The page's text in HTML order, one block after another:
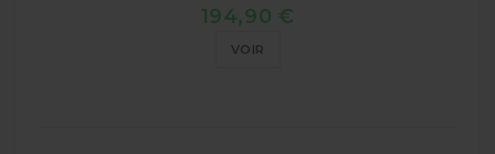
194,90 €
VOIR